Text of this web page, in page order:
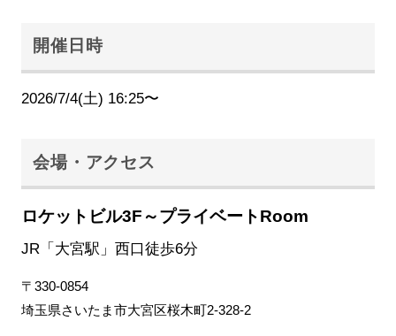
開催日時
2026/7/4(土) 16:25〜
会場・アクセス
ロケットビル3F～プライベートRoom
JR「大宮駅」西口徒歩6分
〒330-0854
埼玉県さいたま市大宮区桜木町2-328-2